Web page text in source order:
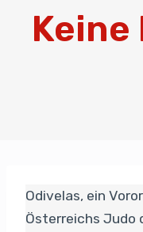
Keine
Odivelas, ein
Österreichs Judo